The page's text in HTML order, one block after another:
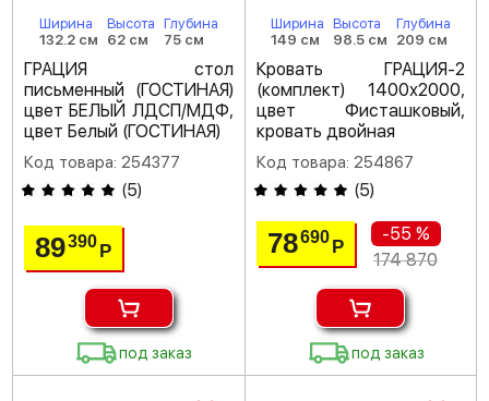
Ширина
132.2 см
Высота
62 см
Глубина
75 см
ГРАЦИЯ стол
письменный (ГОСТИНАЯ)
цвет БЕЛЫЙ ЛДСП/МДФ,
цвет Белый (ГОСТИНАЯ)
Код товара: 254377
(5)
89390Р
под заказ
Ширина
149 см
Высота
98.5 см
Глубина
209 см
Кровать ГРАЦИЯ-2
(комплект) 1400х2000,
цвет Фисташковый,
кровать двойная
Код товара: 254867
(5)
78690 Р
-55 %
174 870
под заказ